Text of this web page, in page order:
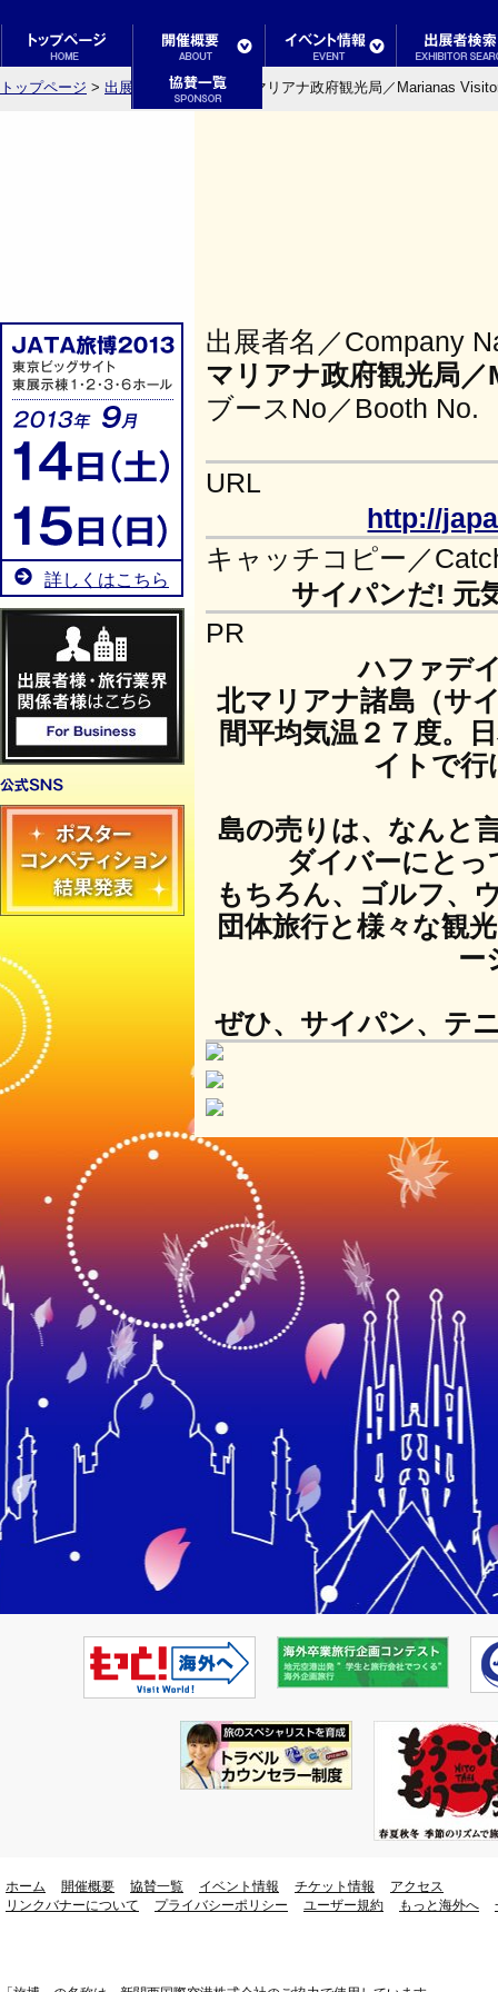
トップページ > 出展者検索結果一覧 > マリアナ政府観光局／Marianas
詳しくはこちら
出展者名／Company
マリアナ政府観光局
ブースNo／Booth No.
URL
http://
キャッチコピー／
サイパンだ! 元
PR
ハファデ
北マリアナ諸島（サ
間平均気温２７度。
イトで行
島の売りは、なんと
ダイバーにと
もちろん、ゴルフ、
団体旅行と様々な観
ー
ぜひ、サイパン、テ
ホーム 開催概要 協賛一覧 イベント情報 チケット情報
アクセス
リンクバナーについて
プライバシーポリシー ユーザー規約 もっと海外へ